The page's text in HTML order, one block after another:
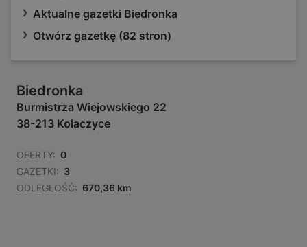
Aktualne gazetki Biedronka
Otwórz gazetkę (82 stron)
Biedronka
Burmistrza Wiejowskiego 22
38-213 Kołaczyce
OFERTY: 0
GAZETKI: 3
ODLEGŁOŚĆ: 670,36 km